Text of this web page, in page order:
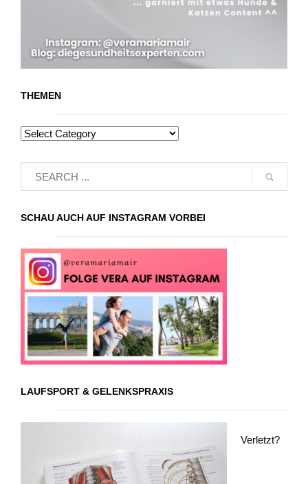
THEMEN
SCHAU AUCH AUF INSTAGRAM VORBEI
LAUFSPORT & GELENKSPRAXIS
Verletzt?